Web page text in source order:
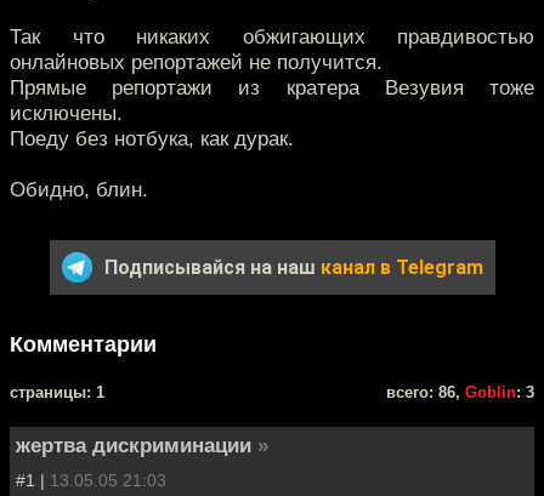
Так что никаких обжигающих правдивостью
онлайновых репортажей не получится.
Прямые репортажи из кратера Везувия тоже
исключены.
Поеду без нотбука, как дурак.
Обидно, блин.
Подписывайся на наш канал в Telegram
Комментарии
cтраницы: 1 всего: 86, Goblin: 3
жертва дискриминации »
#1 | 13.05.05 21:03